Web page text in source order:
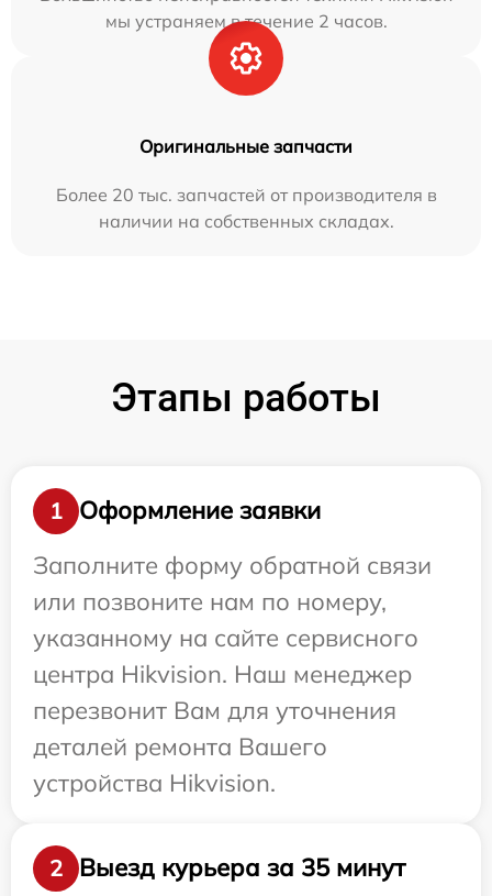
мы устраняем в течение 2 часов.
Оригинальные запчасти
Более 20 тыс. запчастей от производителя в
наличии на собственных складах.
Этапы работы
1
Оформление заявки
Заполните форму обратной связи
или позвоните нам по номеру,
указанному на сайте сервисного
центра Hikvision. Наш менеджер
перезвонит Вам для уточнения
деталей ремонта Вашего
устройства Hikvision.
2 Выезд курьера за 35 минут